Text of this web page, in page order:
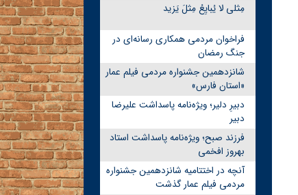
مِثلی لا یُبایِعُ مِثلَ یَزید
فراخوان مردمی همکاری رسانه‌ای در
جنگ رمضان
شانزدهمین جشنواره مردمی فیلم عمار
«استان فارس»
دبیرِ دلیر؛ ویژه‌نامه پاسداشت علیرضا
دبیر
فرزند صبح؛ ویژه‌نامه پاسداشت استاد
بهروز افخمی
آنچه در اختتامیه شانزدهمین جشنواره
مردمی فیلم عمار گذشت